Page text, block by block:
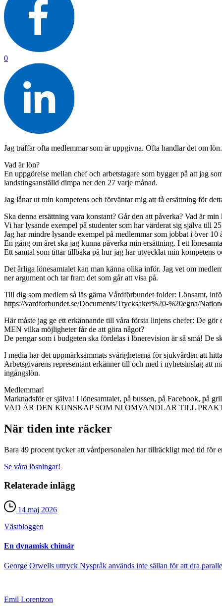
0
Jag träffar ofta medlemmar som är uppgivna. Ofta handlar det om lön.
Vad är lön?
En uppgörelse mellan chef och arbetstagare som bygger på att jag
landstingsanställd dimpa ner den 27 varje månad.
Jag lånar ut min kompetens och förväntar mig att få ersättning för
Ska denna ersättning vara konstant? Går den att påverka? Vad är min
Vi har lysande exempel på studenter som har värderat sig själva till
Jag har mindre lysande exempel på medlemmar som jobbat i över
En gång om året ska jag kunna påverka min ersättning. I ett
Ett samtal som tittar tillbaka på hur jag har utvecklat min kompetens
Det årliga lönesamtalet kan man känna olika inför. Jag vet om
ner argument och tar fram det som går att visa på.
Till dig som medlem så läs gärna Vårdförbundet folder: Lönsamt,
https://vardforbundet.se/Documents/Trycksaker%20-%20egna/
Här måste jag ge ett erkännande till våra första linjens chefer: De
MEN vilka möjligheter får de att göra något?
De pengar som i budgeten ska fördelas i lönerevision är så små! De
I media har det uppmärksammats svårigheterna för sjukvården att
Arbetsgivarens representant erkänner till och med i nyhetsinslag att
ingångslön.
Medlemmar!
Marknadsför er själva! I lönesamtalet, på bussen, på Facebook, på
VAD ÄR DEN KUNSKAP SOM NI OMVANDLAR TILL
När tiden inte räcker
Bara 49 procent tycker att vårdpersonalen har tillräckligt med tid för
Se våra lösningar!
Relaterade inlägg
14 maj 2026
Väst­bloggen
En dynamisk chimär
George Orwells uttryck Nyspråk används inte sällan för att dra
Emil Lorentzon